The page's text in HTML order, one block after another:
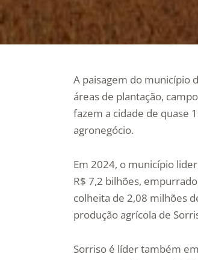
A paisagem do município
áreas de plantação,
fazem a cidade de quase
agronegócio.
Em 2024, o município
R$ 7,2 bilhões,
colheita de 2,08 milhões
produção agrícola de
Sorriso é líder também